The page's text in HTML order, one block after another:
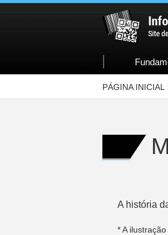
PÁGINA INICIAL
A história
* A